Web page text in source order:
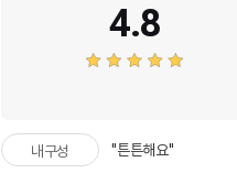
4.8
내구성 "튼튼해요"